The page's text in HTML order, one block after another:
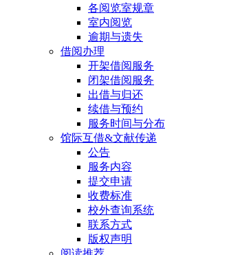
各阅览室规章
室内阅览
逾期与遗失
借阅办理
开架借阅服务
闭架借阅服务
出借与归还
续借与预约
服务时间与分布
馆际互借&文献传递
公告
服务内容
提交申请
收费标准
校外查询系统
联系方式
版权声明